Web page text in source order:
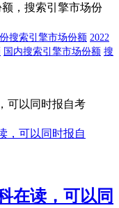
，搜索引擎市场份
搜索引擎市场份额 2022
国内搜索引擎市场份额 搜
可以同时报自考
在读，可以同